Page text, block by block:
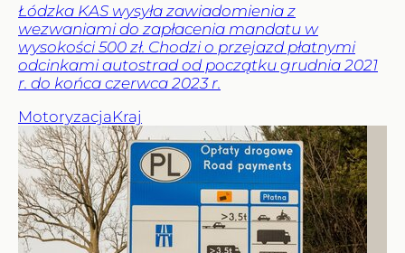
Łódzka KAS wysyła zawiadomienia z
wezwaniami do zapłacenia mandatu w
wysokości 500 zł. Chodzi o przejazd płatnymi
odcinkami autostrad od początku grudnia 2021
r. do końca czerwca 2023 r.
MotoryzacjaKraj